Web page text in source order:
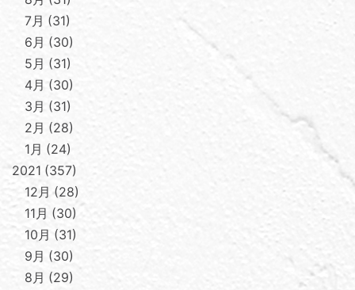
7月
31
6月
30
5月
31
4月
30
3月
31
2月
28
1月
24
2021 357
12月
28
11月
30
10月
31
9月
30
8月
29